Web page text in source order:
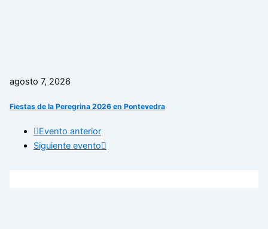
agosto 7, 2026
Fiestas de la Peregrina 2026 en Pontevedra
Evento anterior
Siguiente evento